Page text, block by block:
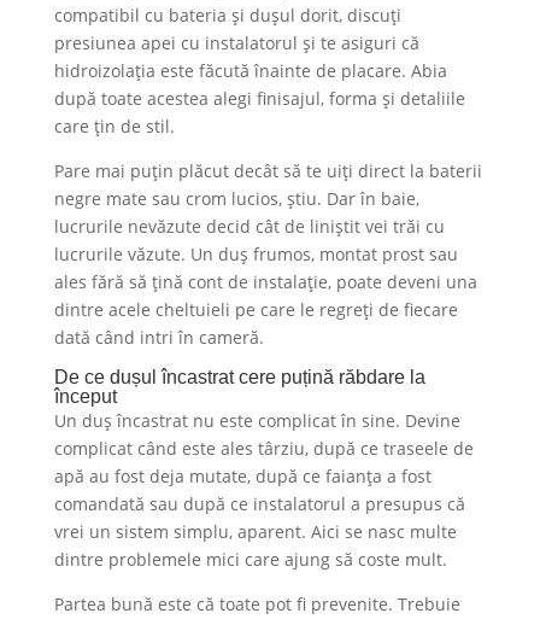
compatibil cu bateria și dușul dorit, discuți
presiunea apei cu instalatorul și te asiguri că
hidroizolația este făcută înainte de placare. Abia
după toate acestea alegi finisajul, forma și detaliile
care țin de stil.
Pare mai puțin plăcut decât să te uiți direct la baterii
negre mate sau crom lucios, știu. Dar în baie,
lucrurile nevăzute decid cât de liniștit vei trăi cu
lucrurile văzute. Un duș frumos, montat prost sau
ales fără să țină cont de instalație, poate deveni una
dintre acele cheltuieli pe care le regreți de fiecare
dată când intri în cameră.
De ce dușul încastrat cere puțină răbdare la
început
Un duș încastrat nu este complicat în sine. Devine
complicat când este ales târziu, după ce traseele de
apă au fost deja mutate, după ce faianța a fost
comandată sau după ce instalatorul a presupus că
vrei un sistem simplu, aparent. Aici se nasc multe
dintre problemele mici care ajung să coste mult.
Partea bună este că toate pot fi prevenite. Trebuie